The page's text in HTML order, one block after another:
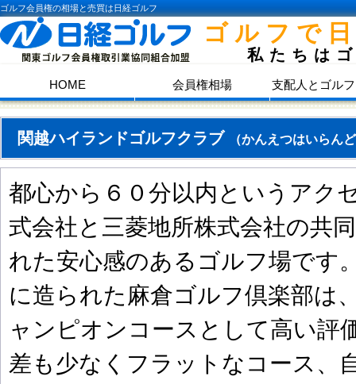
ゴルフ会員権の相場と売買は日経ゴルフ
ゴルフで
私たちは
HOME 会員権相場 支配人とゴル
関越ハイランドゴルフクラブ （かんえつはいらん
都心から６０分以内というアク
式会社と三菱地所株式会社の共
れた安心感のあるゴルフ場です
に造られた麻倉ゴルフ倶楽部は
ャンピオンコースとして高い評
差も少なくフラットなコース、